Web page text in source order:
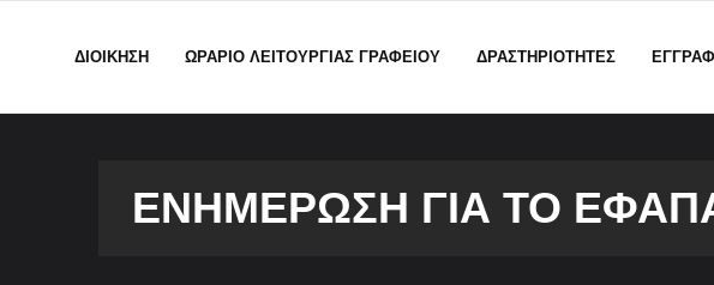
ΔΙΟΙΚΗΣΗ ΩΡΑΡΙΟ ΛΕΙΤΟΥΡΓΙΑΣ ΓΡΑΦΕΙΟΥ ΔΡΑΣΤΗΡΙΟΤΗΤΕΣ
ΕΝΗΜΈΡΩΣΗ ΓΙΑ ΤΟ